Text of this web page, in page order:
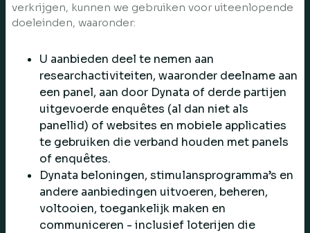
verkrijgen, kunnen we gebruiken voor uiteenlopende
doeleinden, waaronder:
U aanbieden deel te nemen aan
researchactiviteiten, waaronder deelname aan
een panel, aan door Dynata of derde partijen
uitgevoerde enquêtes (al dan niet als
panellid) of websites en mobiele applicaties
te gebruiken die verband houden met panels
of enquêtes.
Dynata beloningen, stimulansprogramma’s en
andere aanbiedingen uitvoeren, beheren,
voltooien, toegankelijk maken en
communiceren - inclusief loterijen die